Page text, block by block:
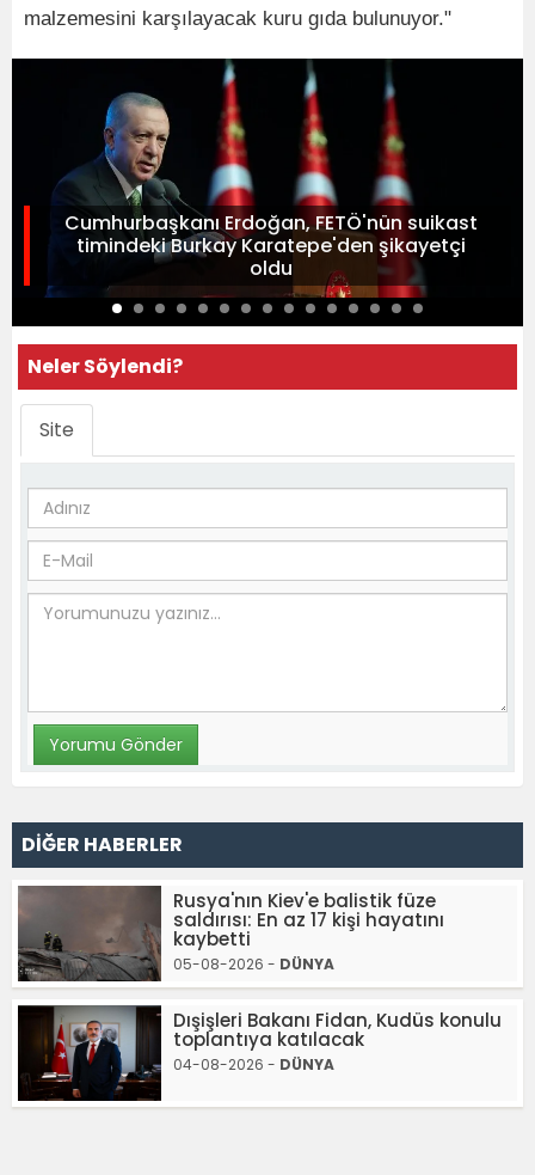
malzemesini karşılayacak kuru gıda bulunuyor."
Cumhurbaşkanı Erdoğan, FETÖ'nün suikast
timindeki Burkay Karatepe'den şikayetçi
oldu
Neler Söylendi?
Site
DİĞER HABERLER
Rusya'nın Kiev'e balistik füze
saldırısı: En az 17 kişi hayatını
kaybetti
05-08-2026 - DÜNYA
Dışişleri Bakanı Fidan, Kudüs konulu
toplantıya katılacak
04-08-2026 - DÜNYA